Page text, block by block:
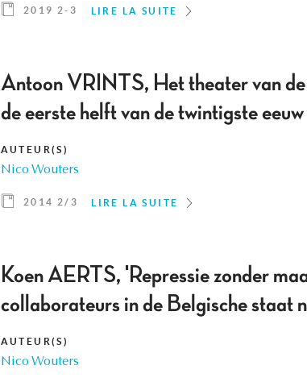
2019 2-3 LIRE LA SUITE
Antoon VRINTS, Het theater van
de eerste helft van de twintigste eeuw
AUTEUR(S)
Nico Wouters
2014 2/3 LIRE LA SUITE
Koen AERTS, 'Repressie zonder
collaborateurs in de Belgische staat
AUTEUR(S)
Nico Wouters